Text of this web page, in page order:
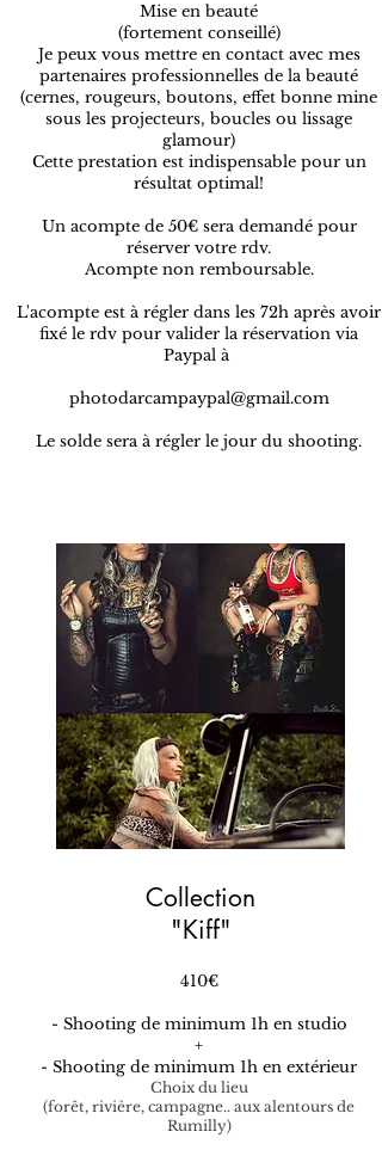
Mise en beauté
(fortement conseillé)
Je peux vous mettre en contact avec mes
partenaires professionnelles de la beauté
(cernes, rougeurs, boutons, effet bonne mine
sous les projecteurs, boucles ou lissage
glamour)
Cette prestation est indispensable pour un
résultat optimal!
Un acompte de 50€ sera demandé pour
réserver votre rdv.
Acompte non remboursable.
L'acompte est à régler dans les 72h après avoir
fixé le rdv pour valider la réservation via
Paypal à
photodarcampaypal@gmail.com
Le solde sera à régler le jour du shooting.
Collection
"Kiff"
410€
- Shooting de minimum 1h en studio
+
- Shooting de minimum 1h en extérieur
Choix du lieu
(forêt, rivière, campagne.. aux alentours de
Rumilly)